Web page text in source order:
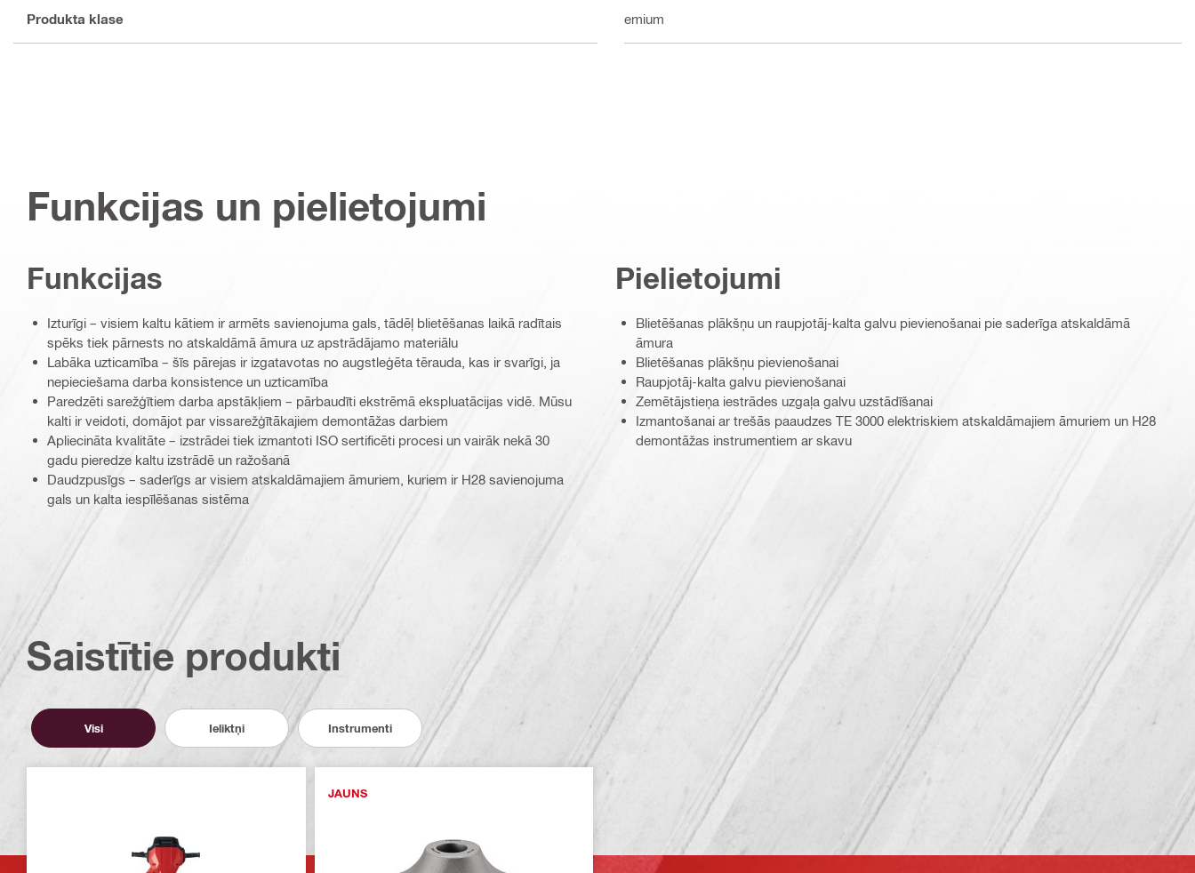
Produkta klase Premium
Funkcijas un pielietojumi
Funkcijas
Izturīgi – visiem kaltu kātiem ir armēts savienojuma gals, tādēļ blietēšanas laikā radītais
spēks tiek pārnests no atskaldāmā āmura uz apstrādājamo materiālu
Labāka uzticamība – šīs pārejas ir izgatavotas no augstleģēta tērauda, kas ir svarīgi, ja
nepieciešama darba konsistence un uzticamība
Paredzēti sarežģītiem darba apstākļiem – pārbaudīti ekstrēmā ekspluatācijas vidē. Mūsu
kalti ir veidoti, domājot par vissarežģītākajiem demontāžas darbiem
Apliecināta kvalitāte – izstrādei tiek izmantoti ISO sertificēti procesi un vairāk nekā 30
gadu pieredze kaltu izstrādē un ražošanā
Daudzpusīgs – saderīgs ar visiem atskaldāmajiem āmuriem, kuriem ir H28 savienojuma
gals un kalta iespīlēšanas sistēma
Pielietojumi
Blietēšanas plākšņu un raupjotāj-kalta galvu pievienošanai pie saderīga atskaldāmā
āmura
Blietēšanas plākšņu pievienošanai
Raupjotāj-kalta galvu pievienošanai
Zemētājstieņa iestrādes uzgaļa galvu uzstādīšanai
Izmantošanai ar trešās paaudzes TE 3000 elektriskiem atskaldāmajiem āmuriem un H28
demontāžas instrumentiem ar skavu
Saistītie produkti
Visi Ieliktņi Instrumenti
JAUNS